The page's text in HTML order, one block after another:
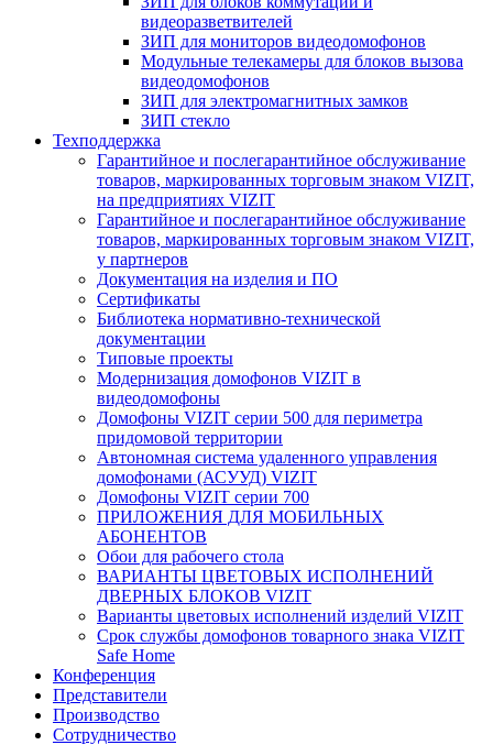
видеоразветвителей
ЗИП для мониторов видеодомофонов
Модульные телекамеры для блоков вызова
видеодомофонов
ЗИП для электромагнитных замков
ЗИП стекло
Техподдержка
Гарантийное и послегарантийное обслуживание
товаров, маркированных торговым знаком VIZIT,
на предприятиях VIZIT
Гарантийное и послегарантийное обслуживание
товаров, маркированных торговым знаком VIZIT,
у партнеров
Документация на изделия и ПО
Сертификаты
Библиотека нормативно-технической
документации
Типовые проекты
Модернизация домофонов VIZIT в
видеодомофоны
Домофоны VIZIT серии 500 для периметра
придомовой территории
Автономная система удаленного управления
домофонами (АСУУД) VIZIT
Домофоны VIZIT серии 700
ПРИЛОЖЕНИЯ ДЛЯ МОБИЛЬНЫХ
АБОНЕНТОВ
Обои для рабочего стола
ВАРИАНТЫ ЦВЕТОВЫХ ИСПОЛНЕНИЙ
ДВЕРНЫХ БЛОКОВ VIZIT
Варианты цветовых исполнений изделий VIZIT
Срок службы домофонов товарного знака VIZIT
Safe Home
Конференция
Представители
Производство
Сотрудничество